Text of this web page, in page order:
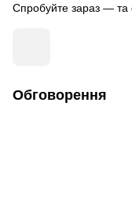
Спробуйте зараз — та
Обговорення